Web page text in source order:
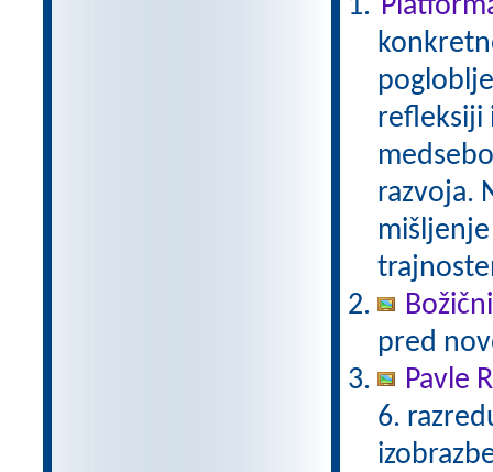
refleksiji
razvoja.
pred
Pavle
6.